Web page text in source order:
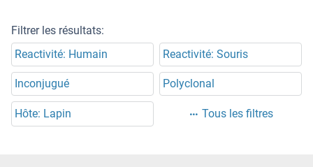
Filtrer les résultats:
Reactivité: Humain
Reactivité: Souris
Inconjugué Polyclonal
Hôte: Lapin Tous les filtres